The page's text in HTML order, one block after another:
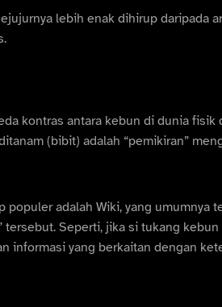
lebih enak dihirup daripada
kontras antara kebun di dunia fisik
(bibit) adalah “pemikiran”
adalah Wiki, yang umumnya
tersebut. Seperti, jika si tukang
informasi yang berkaitan dengan